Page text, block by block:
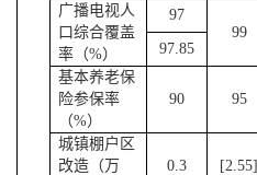
广播电视人
口综合覆盖
率（%）
97
99
97.85
基本养老保
险参保率
（%）
90 95
城镇棚户区
改造（万
0.3 [2.55]